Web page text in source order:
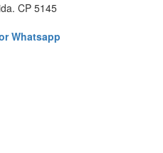
CP 5145
Whatsapp